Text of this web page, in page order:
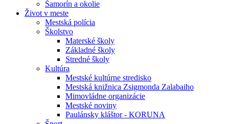
Šamorín a okolie
Život v meste
Mestská polícia
Školstvo
Materské školy
Základné školy
Stredné školy
Kultúra
Mestské kultúrne stredisko
Mestská knižnica Zsigmonda Zalabaiho
Mimovládne organizácie
Mestské noviny
Paulánsky kláštor - KORUNA